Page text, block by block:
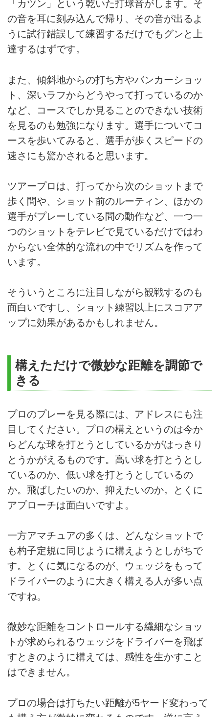
「カツン」という乾いた打球音がします。そ
の音を耳に刻み込んで帰り、その音が出るよ
うに試行錯誤して練習するだけでもグンと上
達するはずです。
また、傾斜地からの打ち方やバンカーショッ
ト、深いラフからどうやって打っているのか
など、コースでしか見ることのできない技術
を見るのも勉強になります。選手についてコ
ースを歩いてみると、選手が歩くスピードの
速さにも驚かされると思います。
ツアープロは、打ってから次のショットまで
歩く間や、ショット前のルーティン、ほかの
選手がプレーしている間の動作など、一つ一
つのショットをテレビで見ているだけではわ
からない全体的な流れの中でリズムを作って
います。
そういうところに注目しながら観戦するのも
面白いですし、ショット練習以上にスコアア
ップに効果があるかもしれません。
構えただけで微妙な距離を調節で
きる
プロのプレーを見る際には、アドレスにも注
目してください。プロの構えというのは今か
らどんな球を打とうとしているかがはっきり
とうかがえるものです。高い球を打とうとし
ているのか、低い球を打とうとしているの
か。飛ばしたいのか、抑えたいのか。とくに
アプローチは面白いですよ。
一方アマチュアの多くは、どんなショットで
も杓子定規に同じように構えようとしがちで
す。とくに気になるのが、ウェッジをもって
ドライバーのように大きく構える人が多い点
ですね。
微妙な距離をコントロールする繊細なショッ
トが求められるウェッジをドライバーを飛ば
すときのように構えては、感性を生かすこと
はできません。
プロの場合は打ちたい距離が5ヤード変わって